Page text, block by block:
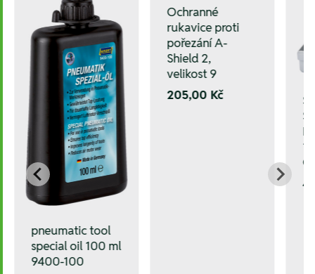
pneumatic tool
special oil 100 ml
9400-100
Ochranné
rukavice proti
pořezání A-
Shield 2,
velikost 9
205,00 Kč